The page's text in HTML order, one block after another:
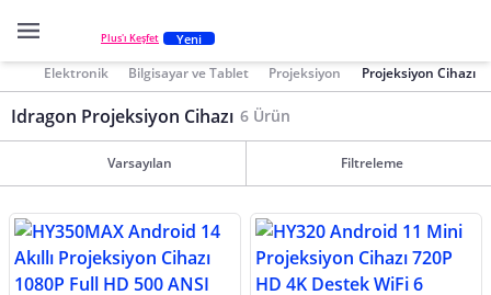
Plus'ı Keşfet Yeni
Elektronik Bilgisayar ve Tablet Projeksiyon Projeksiyon Cihazı
Idragon Projeksiyon Cihazı 6 Ürün
Varsayılan Filtreleme